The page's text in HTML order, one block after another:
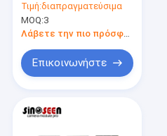
κόβεται με 2
Microhones
Τιμή:διαπραγματεύσιμα
MOQ:3
Λάβετε την πιο πρόσφατη τιμή
Επικοινωνήστε